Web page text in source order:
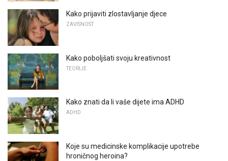
Kako prijaviti zlostavljanje djece
ZAVISNOST
Kako poboljšati svoju kreativnost
TEORIJE
Kako znati da li vaše dijete ima ADHD
ADHD
Koje su medicinske komplikacije upotrebe
hroničnog heroina?